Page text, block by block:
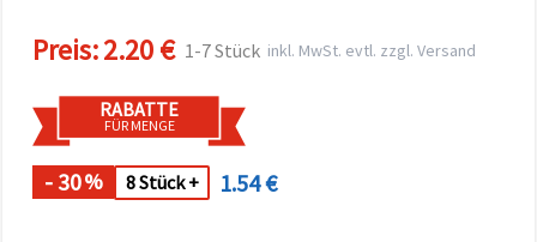
Einstellungen",
um Ihre
individuell
festzulegen.
• Sie
Einwilligung
jederzeit
Preis:2.20 € 1-7 Stück inkl. MwSt. evtl. zzgl. Versand
RABATTE
FÜR MENGE
- 30% 8 Stück + 1.54 €